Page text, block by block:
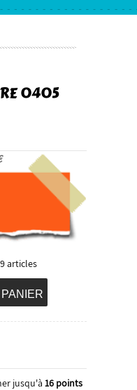
0405
9articles
jusqu'à 16points